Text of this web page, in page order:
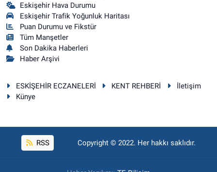
Eskişehir Hava Durumu
Eskişehir Trafik Yoğunluk Haritası
Puan Durumu ve Fikstür
Tüm Manşetler
Son Dakika Haberleri
Haber Arşivi
ESKİŞEHİR ECZANELERİ KENT REHBERİ
İletişim
Künye
RSS Copyright © 2022. Her hakkı saklıdır.